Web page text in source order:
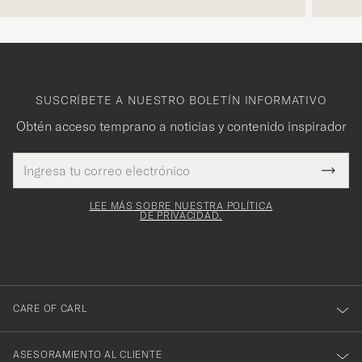
SUSCRÍBETE A NUESTRO BOLETÍN INFORMATIVO
Obtén acceso temprano a noticias y contenido inspirador
de
correo
Este
es
¡Gracias
por
suscribirte
boletín!
LEE MÁS SOBRE NUESTRA POLÍTICA
DE PRIVACIDAD.
CARE OF CARL
ASESORAMIENTO AL CLIENTE